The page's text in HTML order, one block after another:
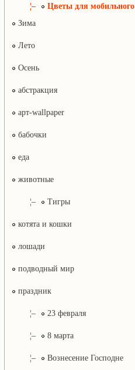
¦–
Цветы для мобильного
Зима
Лето
Осень
абстракция
арт-wallpaper
бабочки
еда
животные
¦– Тигры
котята и кошки
лошади
подводный мир
праздник
¦– 23 февраля
¦– 8 марта
¦– Вознесение Господне